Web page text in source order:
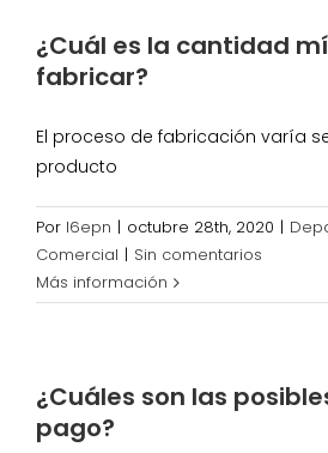
¿Cuál es la cantidad
fabricar?
El proceso de fabricación varía
producto
Por l6epn | octubre 28th, 2020 |
Comercial | Sin comentarios
Más información
¿Cuáles son las
pago?